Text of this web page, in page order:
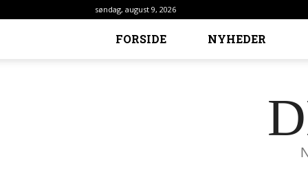
søndag, august 9, 2026
FORSIDE NYHEDER